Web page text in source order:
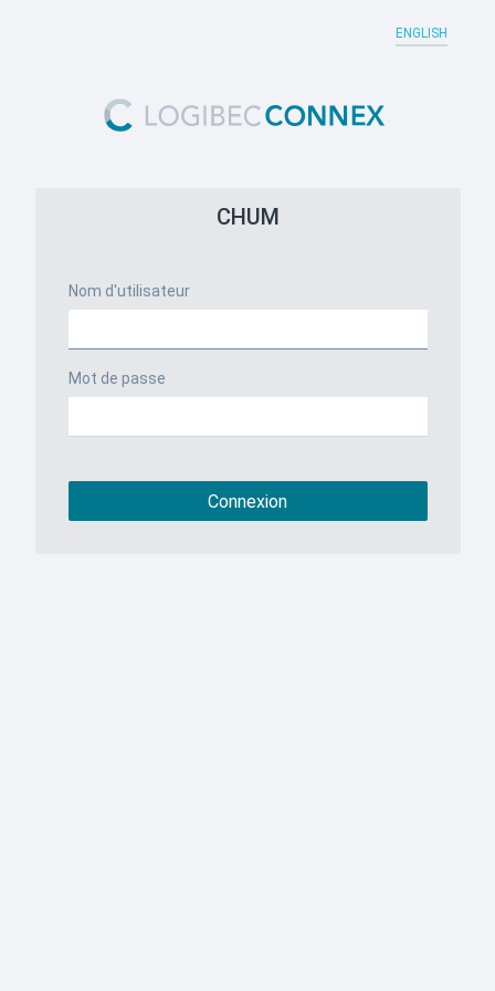
ENGLISH
CHUM
Nom d'utilisateur
Mot de passe